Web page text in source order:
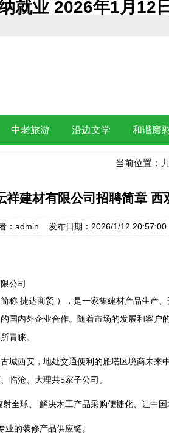
就业 2026年1月12
中老旅游 沿边文学 和谐磨
当前位置：
祥建材有限公司招聘简章
：admin 发布日期：2026/1/12
公司
称 捷达商贸 ），是一家集建材产品生产
国内外企业合作。随着市场的发展和客户
青睐。
城西安，地处交通便利的雁塔区境商未来
临沧、大理共5家子公司。
全球、 解决木工产品采购便捷化、让中国
的装修产品供应链。